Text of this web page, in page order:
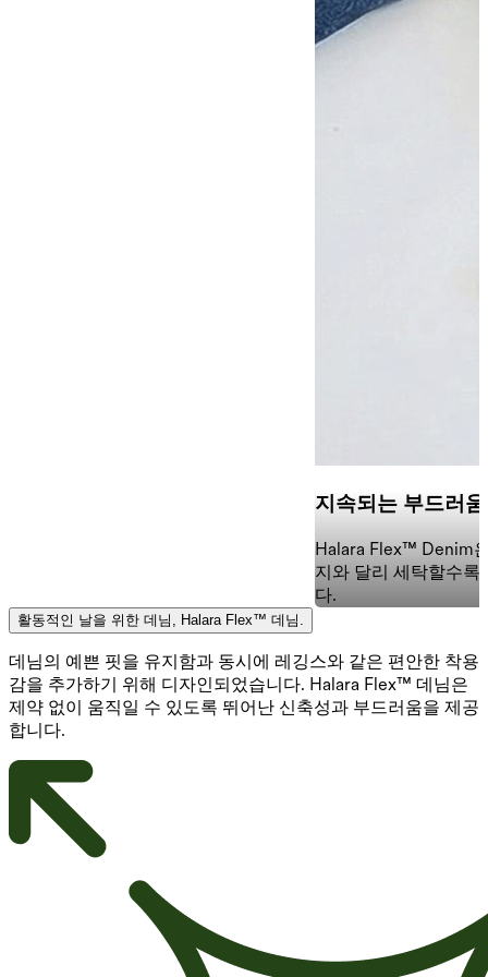
지속되는 부드러움
Halara Flex™ Denim
지와 달리 세탁할수록
다.
활동적인 날을 위한 데님, Halara Flex™ 데님.
데님의 예쁜 핏을 유지함과 동시에 레깅스와 같은 편안한 착용
감을 추가하기 위해 디자인되었습니다. Halara Flex™ 데님은
제약 없이 움직일 수 있도록 뛰어난 신축성과 부드러움을 제공
합니다.